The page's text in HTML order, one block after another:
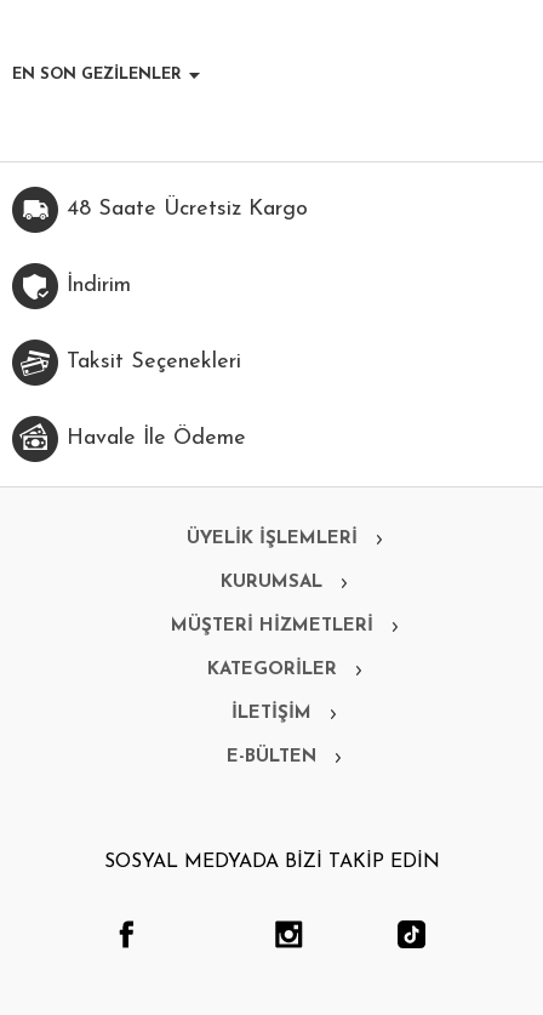
EN SON GEZİLENLER
48 Saate Ücretsiz Kargo
İndirim
Taksit Seçenekleri
Havale İle Ödeme
ÜYELİK İŞLEMLERİ
KURUMSAL
MÜŞTERİ HİZMETLERİ
KATEGORİLER
İLETİŞİM
E-BÜLTEN
SOSYAL MEDYADA BİZİ TAKİP EDİN